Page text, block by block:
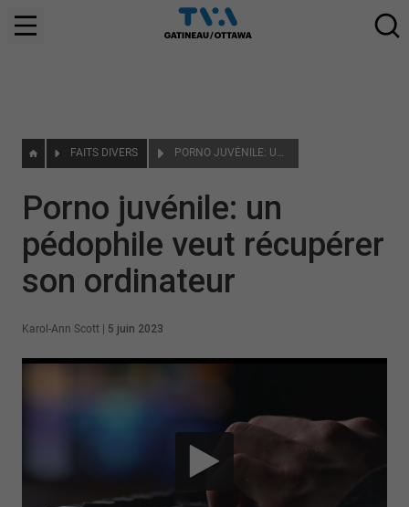
FAITS DIVERS PORNO JUVÉNILE: UN PÉDOPHILE VEUT RÉCUPÉRER SON ORDINATEUR
Porno juvénile: un
pédophile veut récupérer
son ordinateur
Karol-Ann Scott 5 juin 2023